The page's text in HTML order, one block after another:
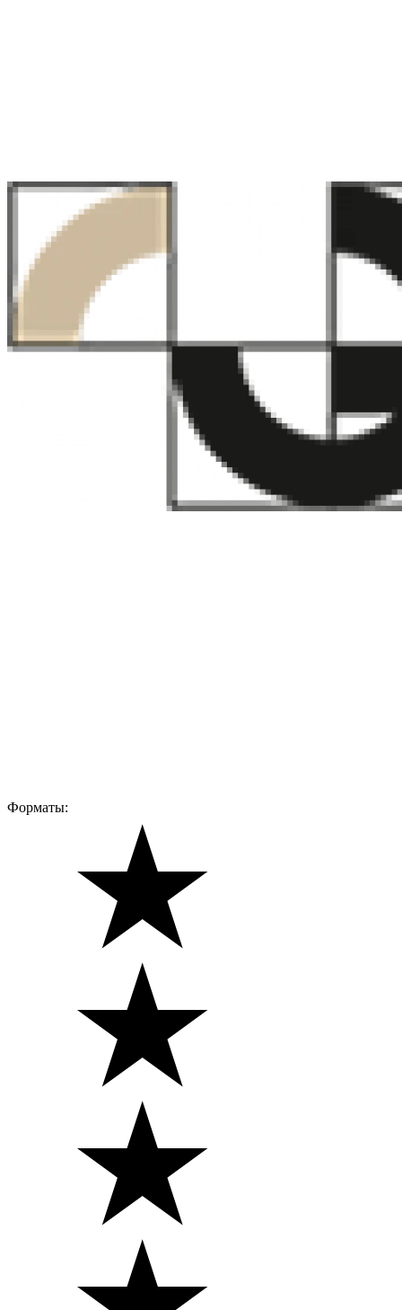
Форматы: